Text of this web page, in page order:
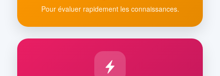
Pour évaluer rapidement les connaissances.